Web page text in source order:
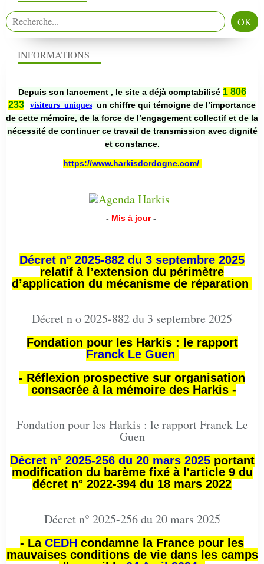
INFORMATIONS
Depuis son lancement , le site a déjà comptabilisé 1 806
233
visiteurs uniques un chiffre qui témoigne de l’importance
de cette mémoire, de la force de l’engagement collectif et de la
nécessité de continuer ce travail de transmission avec dignité
et constance.
https://www.harkisdordogne.com/
- Mis à jour -
Décret n° 2025-882 du 3 septembre 2025
relatif à l’extension du périmètre
d’application du mécanisme de réparation
Décret n o 2025-882 du 3 septembre 2025
Fondation pour les Harkis : le rapport
Franck Le Guen
- Réflexion prospective sur organisation
consacrée à la mémoire des Harkis -
Fondation pour les Harkis : le rapport Franck Le
Guen
Décret n° 2025-256 du 20 mars 2025portant
modification du barème fixé à l'article 9 du
décret n° 2022-394 du 18 mars 2022
Décret n° 2025-256 du 20 mars 2025
- La CEDH condamne la France pour les
mauvaises conditions de vie dans les camps